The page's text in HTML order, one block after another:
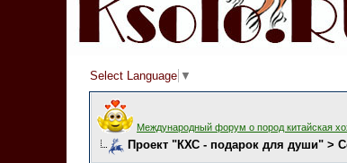
Select Language ▼
Международный форум о пород китайская
Проект "КХС - подарок для души" >